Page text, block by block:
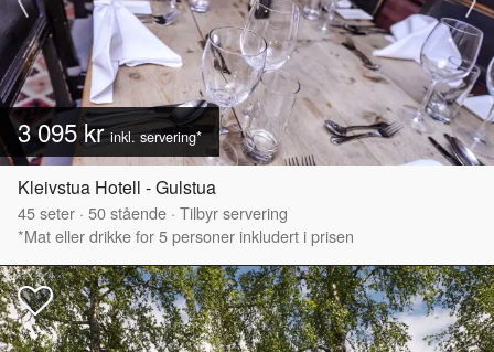
3 095 krinkl. servering*
Kleivstua Hotell - Gulstua
45seter · 50stående · Tilbyr servering
*Mat eller drikke for 5 personer inkludert i prisen